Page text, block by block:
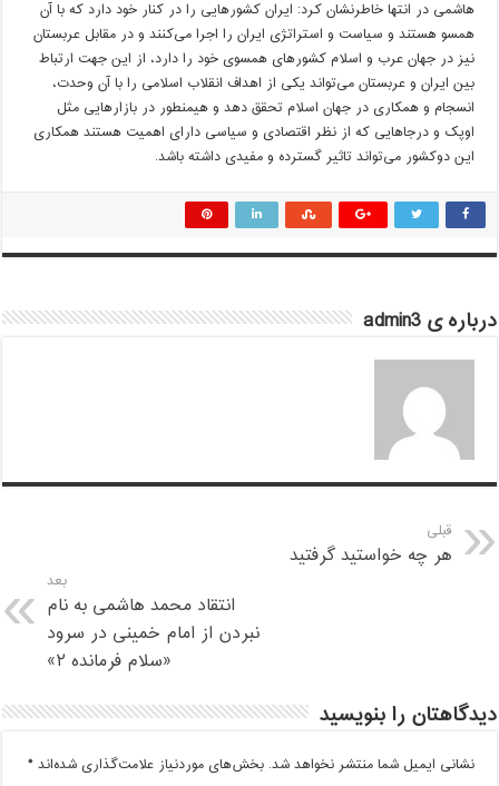
هاشمی در انتها خاطرنشان کرد: ایران کشورهایی را در کنار خود دارد که با آن
همسو هستند و سیاست و استراتژی ایران را اجرا می‌کنند و در مقابل عربستان
نیز در جهان عرب و اسلام کشورهای همسوی خود را دارد، از این جهت ارتباط
بین ایران و عربستان می‌تواند یکی از اهداف انقلاب اسلامی را با آن وحدت،
انسجام و همکاری در جهان اسلام تحقق دهد و هیمنطور در بازارهایی مثل
اوپک و درجاهایی که از نظر اقتصادی و سیاسی دارای اهمیت هستند همکاری
این دوکشور می‌تواند تاثیر گسترده و مفیدی داشته باشد.
درباره ی admin3
قبلی
هر چه خواستید گرفتید
بعد
انتقاد محمد هاشمی به نام
نبردن از امام خمینی در سرود
«سلام فرمانده ۲»
دیدگاهتان را بنویسید
نشانی ایمیل شما منتشر نخواهد شد. بخش‌های موردنیاز علامت‌گذاری شده‌اند*